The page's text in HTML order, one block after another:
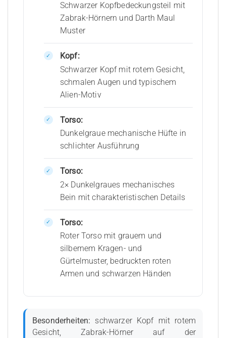
Schwarzer Kopfbedeckungsteil mit
Zabrak-Hörnern und Darth Maul
Muster
Kopf:
Schwarzer Kopf mit rotem Gesicht,
schmalen Augen und typischem
Alien-Motiv
Torso:
Dunkelgraue mechanische Hüfte in
schlichter Ausführung
Torso:
2× Dunkelgraues mechanisches
Bein mit charakteristischen Details
Torso:
Roter Torso mit grauem und
silbernem Kragen- und
Gürtelmuster, bedruckten roten
Armen und schwarzen Händen
Besonderheiten: schwarzer Kopf mit rotem
Gesicht, Zabrak-Hörner auf der